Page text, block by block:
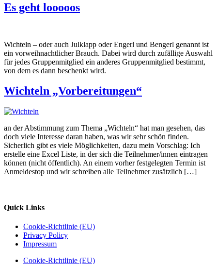
Es geht looooos
Wichteln – oder auch Julklapp oder Engerl und Bengerl genannt ist
ein vorweihnachtlicher Brauch. Dabei wird durch zufällige Auswahl
für jedes Gruppenmitglied ein anderes Gruppenmitglied bestimmt,
von dem es dann beschenkt wird.
Wichteln „Vorbereitungen“
an der Abstimmung zum Thema „Wichteln“ hat man gesehen, das
doch viele Interesse daran haben, was wir sehr schön finden.
Sicherlich gibt es viele Möglichkeiten, dazu mein Vorschlag: Ich
erstelle eine Excel Liste, in der sich die Teilnehmer/innen eintragen
können (nicht öffentlich). An einem vorher festgelegten Termin ist
Anmeldestop und wir schreiben alle Teilnehmer zusätzlich […]
Quick Links
Cookie-Richtlinie (EU)
Privacy Policy
Impressum
Cookie-Richtlinie (EU)